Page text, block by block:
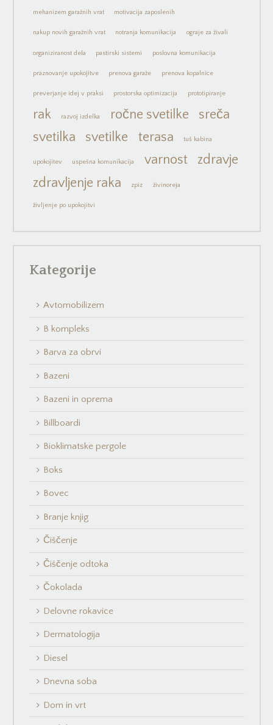
mehanizem garažnih vrat motivacija zaposlenih
nakup novih garažnih vrat notranja komunikacija ograje za živali
organiziranost dela pastirski sistemi poslovna komunikacija
praznovanje upokojitve prenova garaže prenova kopalnice
preverjanje idej v praksi prostorska optimizacija prototipiranje
rak razvoj izdelka ročne svetilke
sreča
svetilka
svetilke terasa tuš kabina
upokojitev uspešna komunikacija varnost
zdravje
zdravljenje raka
zpiz živinoreja
življenje po upokojitvi
Kategorije
Avtomobilizem
B kompleks
Barva za obrvi
Bazeni
Bazeni in oprema
Billboardi
Bioklimatske pergole
Boks
Bovec
Branje knjig
Čiščenje
Čiščenje odtoka
Čokolada
Delovne rokavice
Dermatologija
Diesel
Dnevna soba
Dom in vrt